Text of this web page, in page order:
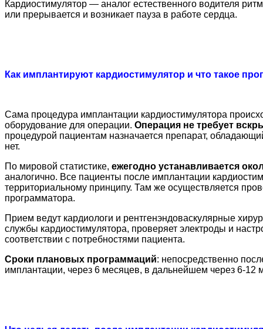
Кардиостимулятор — аналог естественного водителя
или прерывается и возникает пауза в работе сердца.
Как имплантируют кардиостимулятор и что такое
Сама процедура имплантации кардиостимулятора
оборудование для операции. Операция не требует
процедурой пациентам назначается препарат,
нет.
По мировой статистике, ежегодно устанавливается
аналогично. Все пациенты после имплантации
территориальному принципу. Там же осуществляется
программатора.
Прием ведут кардиологи и рентгенэндоваскулярные
службы кардиостимулятора, проверяет электроды и
соответствии с потребностями пациента.
Сроки плановых программаций: непосредственно
имплантации, через 6 месяцев, в дальнейшем через 6-12